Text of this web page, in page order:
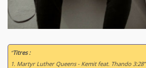
“Titres :
1. Martyr Luther Queens - Kemit feat. Thando 3:28”